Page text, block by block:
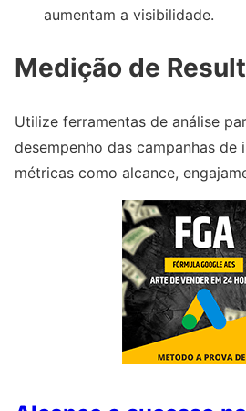
aumentam a visibilidade.
Medição de
Utilize ferramentas de análise
desempenho das campanhas de
métricas como alcance,